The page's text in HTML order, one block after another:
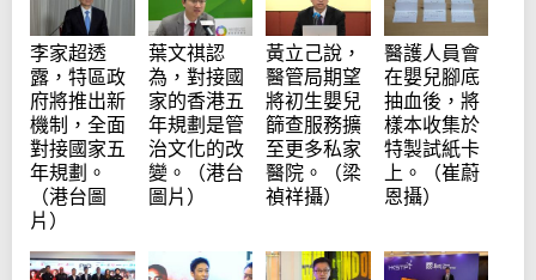
李家超透
露，特區政
府將推出新
機制，全面
對接國家五
年規劃。
（港台圖
片）
葉文祺認
為，對接國
家的香港五
年規劃是管
治文化的改
變。（港台
圖片）
黃立己說，
醫管局期望
將初生嬰兒
篩查服務擴
至更多私家
醫院。（梁
禎祥攝）
醫護人員會
在嬰兒腳底
抽血後，將
樣本收集於
特製試紙卡
上。（崔蔚
恩攝）